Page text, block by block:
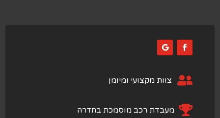
 צוות מקצועי ומיומן
 מעבדת רכב מוסמכת בחדרה